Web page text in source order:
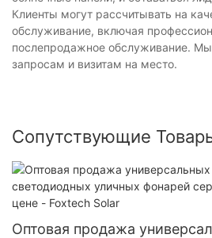
Клиенты могут рассчитывать на
обслуживание, включая
послепродажное обслуживание.
запросам и визитам на место.
Сопутствующие
Оптовая продажа